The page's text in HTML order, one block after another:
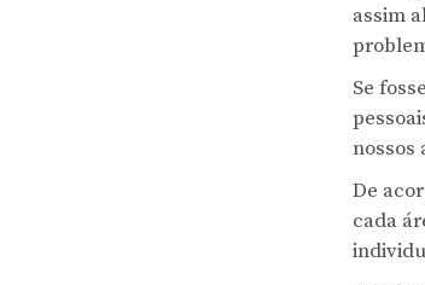
assim
Se
nossos
De
cada